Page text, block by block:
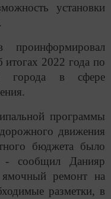
установки
итогах 2022 года по
города в сфере
программы
движения
бюджета было
- сообщил Данияр
ремонт на
разметки, в